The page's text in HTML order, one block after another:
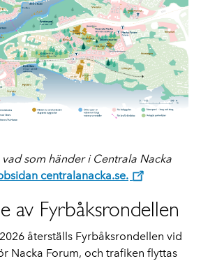
som händer i Centrala Nacka
centralanacka.se.
av Fyrbåksrondellen
återställs Fyrbåksrondellen vid
Nacka Forum, och trafiken flyttas